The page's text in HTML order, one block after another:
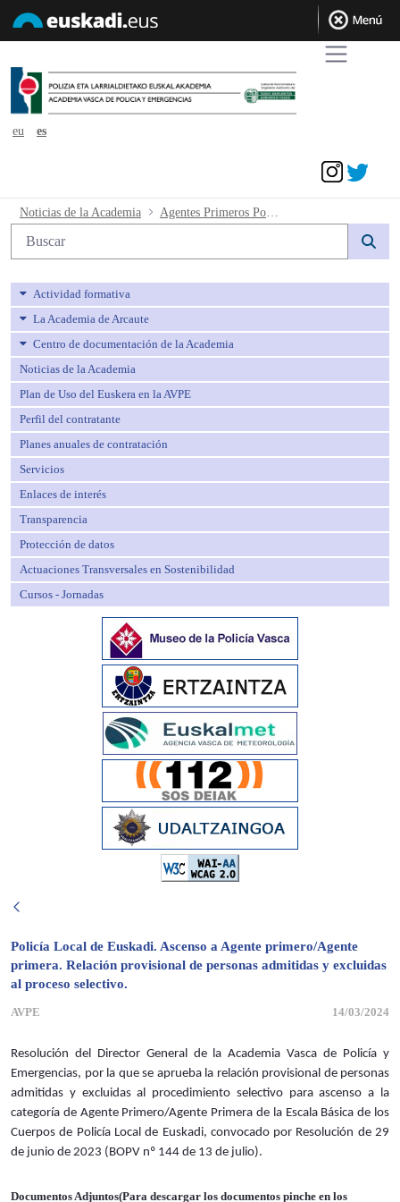
eu
es
Agentes Primeros Policía Local.
Noticias de la Academia
Búsqueda web
Actividad formativa
La Academia de Arcaute
Centro de documentación de la Academia
Noticias de la Academia
Plan de Uso del Euskera en la AVPE
Perfil del contratante
Planes anuales de contratación
Servicios
Enlaces de interés
Transparencia
Protección de datos
Actuaciones Transversales en Sostenibilidad
Cursos - Jornadas
Policía Local de Euskadi. Ascenso a Agente primero/Agente
primera. Relación provisional de personas admitidas y excluidas
al proceso selectivo.
AVPE 14/03/2024
Resolución del Director General de la Academia Vasca de Policía y
Emergencias, por la que se aprueba la relación provisional de personas
admitidas y excluidas al procedimiento selectivo para ascenso a la
categoría de Agente Primero/Agente Primera de la Escala Básica de los
Cuerpos de Policía Local de Euskadi, convocado por Resolución de 29
de junio de 2023 (BOPV nº 144 de 13 de julio).
Documentos Adjuntos(Para descargar los documentos pinche en los